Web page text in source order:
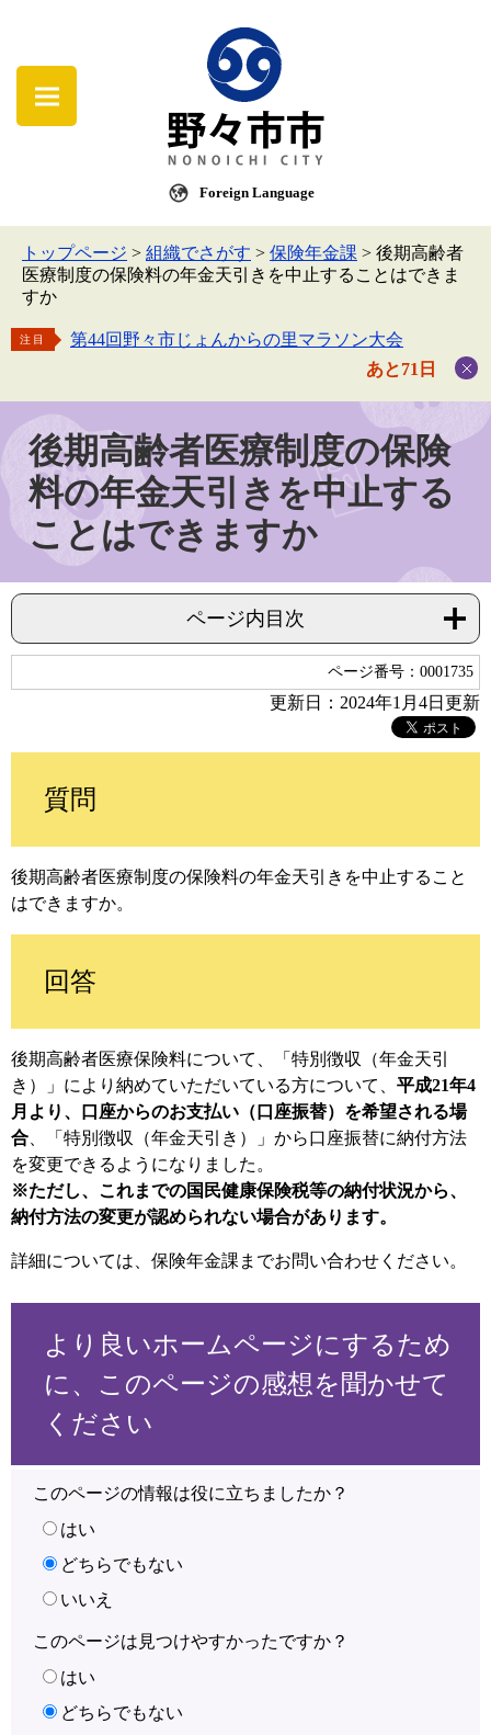
Foreign Language
トップページ > 組織でさがす > 保険年金課 > 後期高齢者
医療制度の保険料の年金天引きを中止することはできま
すか
注目
第44回野々市じょんからの里マラソン大会
あと71日
後期高齢者医療制度の保険
料の年金天引きを中止する
ことはできますか
ページ内目次
ページ番号：0001735
更新日：2024年1月4日更新
質問
後期高齢者医療制度の保険料の年金天引きを中止すること
はできますか。
回答
後期高齢者医療保険料について、「特別徴収（年金天引
き）」により納めていただいている方について、 平成21年4
月より、口座からのお支払い（口座振替）を希望される場
合 、「特別徴収（年金天引き）」から口座振替に納付方法
を変更できるようになりました。
※ただし、これまでの国民健康保険税等の納付状況から、
納付方法の変更が認められない場合があります。
詳細については、保険年金課までお問い合わせください。​
より良いホームページにするため
に、このページの感想を聞かせて
ください
このページの情報は役に立ちましたか？
はい
どちらでもない
いいえ
このページは見つけやすかったですか？
はい
どちらでもない